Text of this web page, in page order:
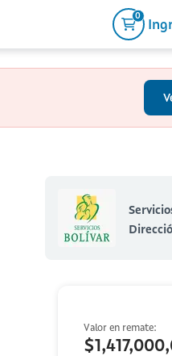
0
Valor en remate: